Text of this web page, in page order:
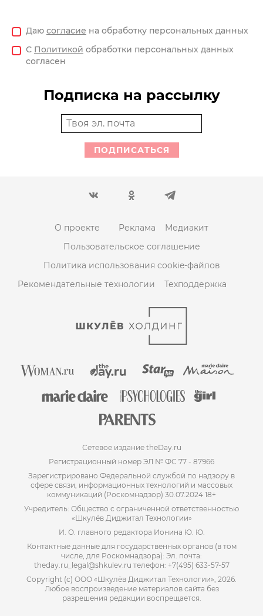
Даю согласие на обработку персональных данных
С Политикой обработки персональных данных
согласен
Подписка на рассылку
ПОДПИСАТЬСЯ
О проекте Реклама
Медиакит
Пользовательское соглашение
Политика использования cookie-файлов
Рекомендательные технологии
Техподдержка
Сетевое издание theDay.ru
Регистрационный номер ЭЛ № ФС 77 - 87966
Зарегистрировано Федеральной службой по надзору в
сфере связи, информационных технологий и массовых
коммуникаций (Роскомнадзор) 30.07.2024 18+
Учредитель: Общество с ограниченной ответственностью
«Шкулёв Диджитал Технологии»
И. О. главного редактора Ионина Ю. Ю.
Контактные данные для государственных органов (в том
числе, для Роскомнадзора): Эл. почта:
theday.ru_legal@shkulev.ru телефон: +7(495) 633-57-57
Copyright (с) ООО «Шкулёв Диджитал Технологии», 2026.
Любое воспроизведение материалов сайта без
разрешения редакции воспрещается.